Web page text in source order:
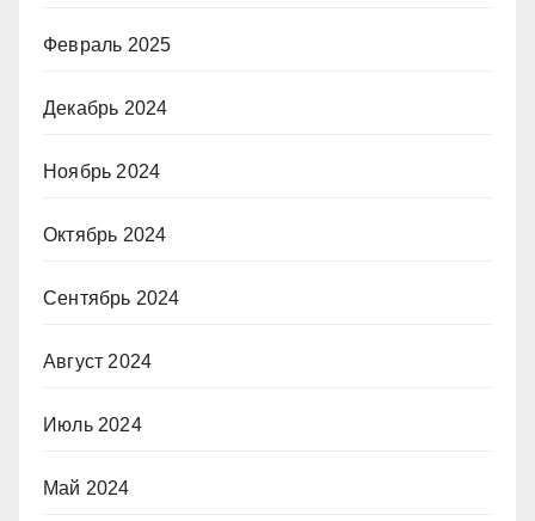
Февраль 2025
Декабрь 2024
Ноябрь 2024
Октябрь 2024
Сентябрь 2024
Август 2024
Июль 2024
Май 2024